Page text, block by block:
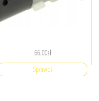
66.00zł
Sprawdź